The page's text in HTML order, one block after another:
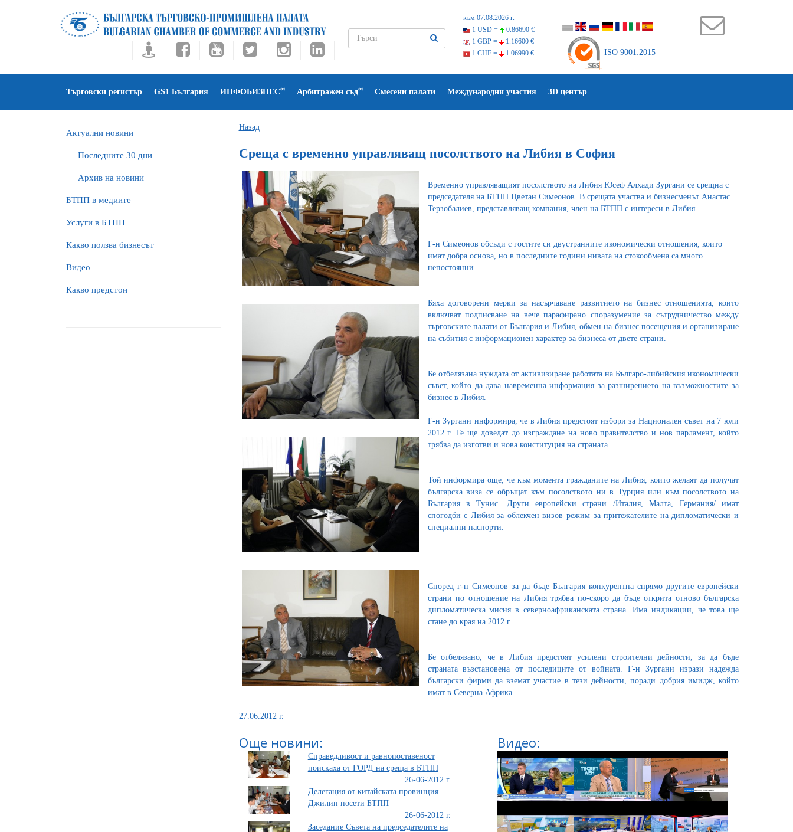
към 07.08.2026 г.
1 USD =
0.86690 €
1 GBP =
1.16600 €
1 CHF =
1.06990 € ISO 9001:2015
Търговски регистър GS1 България ИНФОБИЗНЕС® Арбитражен съд® Смесени палати Международни участия 3D център
Актуални новини
Последните 30 дни
Архив на новини
БTПП в медиите
Услуги в БТПП
Какво ползва бизнесът
Видео
Какво предстои
Назад
Среща с временно управляващ посолството на Либия в София
Временно управляващият посолството на Либия Юсеф Алхади Зургани се срещна с
председателя на БТПП Цветан Симеонов. В срещата участва и бизнесменът Анастас
Терзобалиев, представляващ компания, член на БТПП с интереси в Либия.
Г-н Симеонов обсъди с гостите си двустранните икономически отношения, които
имат добра основа, но в последните години нивата на стокообмена са много
непостоянни.
Бяха договорени мерки за насърчаване развитието на бизнес отношенията, които
включват подписване на вече парафирано споразумение за сътрудничество между
търговските палати от България и Либия, обмен на бизнес посещения и организиране
на събития с информационен характер за бизнеса от двете страни.
Бе отбелязана нуждата от активизиране работата на Българо-либийския икономически
съвет, който да дава навременна информация за разширението на възможностите за
бизнес в Либия.
Г-н Зургани информира, че в Либия предстоят избори за Национален съвет на 7 юли
2012 г. Те ще доведат до изграждане на ново правителство и нов парламент, който
трябва да изготви и нова конституция на страната.
Той информира още, че към момента гражданите на Либия, които желаят да получат
българска виза се обръщат към посолството ни в Турция или към посолството на
България в Тунис. Други европейски страни /Италия, Малта, Германия/ имат
спогодби с Либия за облекчен визов режим за притежателите на дипломатически и
специални паспорти.
Според г-н Симеонов за да бъде България конкурентна спрямо другите европейски
страни по отношение на Либия трябва по-скоро да бъде открита отново българска
дипломатическа мисия в северноафриканската страна. Има индикации, че това ще
стане до края на 2012 г.
Бе отбелязано, че в Либия предстоят усилени строителни дейности, за да бъде
страната възстановена от последиците от войната. Г-н Зургани изрази надежда
български фирми да вземат участие в тези дейности, поради добрия имидж, който
имат в Северна Африка.
27.06.2012 г.
Още новини:
Справедливост и равнопоставеност
поискаха от ГОРД на среща в БТПП
26-06-2012 г.
Делегация от китайската провинция
Джилин посети БТПП
26-06-2012 г.
Заседание Съвета на председателите на
Видео: